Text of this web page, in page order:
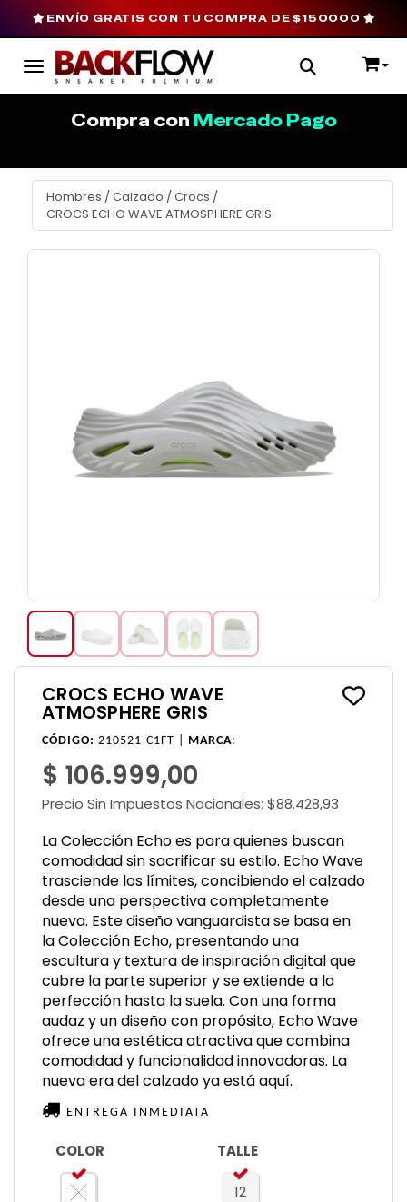
Toggle navigation
ENVÍO GRATIS CON TU COMPRA DE $150000
Compra con Mercado Pago
Hombres / Calzado / Crocs /
CROCS ECHO WAVE ATMOSPHERE GRIS
CROCS ECHO WAVE
ATMOSPHERE GRIS
CÓDIGO: 210521-C1FT | MARCA:
$ 106.999,00
Precio Sin Impuestos Nacionales: $88.428,93
La Colección Echo es para quienes buscan
comodidad sin sacrificar su estilo. Echo Wave
trasciende los límites, concibiendo el calzado
desde una perspectiva completamente
nueva. Este diseño vanguardista se basa en
la Colección Echo, presentando una
escultura y textura de inspiración digital que
cubre la parte superior y se extiende a la
perfección hasta la suela. Con una forma
audaz y un diseño con propósito, Echo Wave
ofrece una estética atractiva que combina
comodidad y funcionalidad innovadoras. La
nueva era del calzado ya está aquí.
ENTREGA INMEDIATA
COLOR TALLE
12